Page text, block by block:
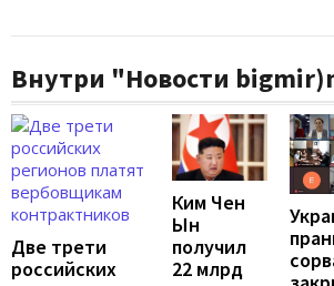
Внутри "Новости
Две трети
российских
Ким Чен
Ын
получил
22 млрд